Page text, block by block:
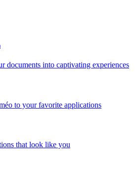
documents into captivating experiences
to your favorite applications
that look like you